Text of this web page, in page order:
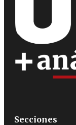
Secciones